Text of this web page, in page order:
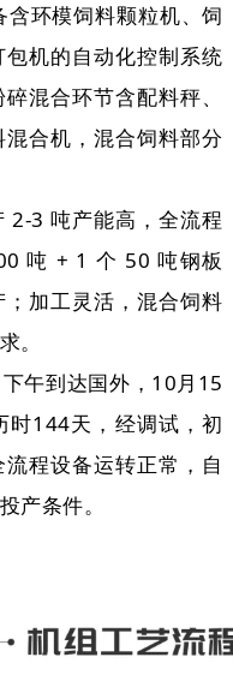
环模饲料颗粒机、饲
机的自动化控制系统
混合环节含配料秤、
合机，混合饲料部分
2-3 吨产能高，全流程
吨 + 1 个 50 吨钢板
加工灵活，混合饲料
。
午到达国外，10月15
时144天，经调试，初
程设备运转正常，自
产条件。